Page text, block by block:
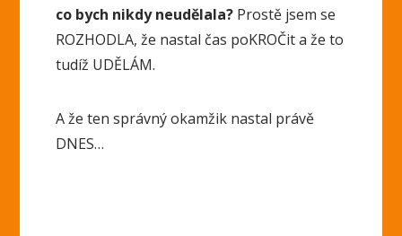
co bych nikdy neudělala? Prostě jsem se
ROZHODLA, že nastal čas poKROČit a že to
tudíž UDĚLÁM.
A že ten správný okamžik nastal právě
DNES…